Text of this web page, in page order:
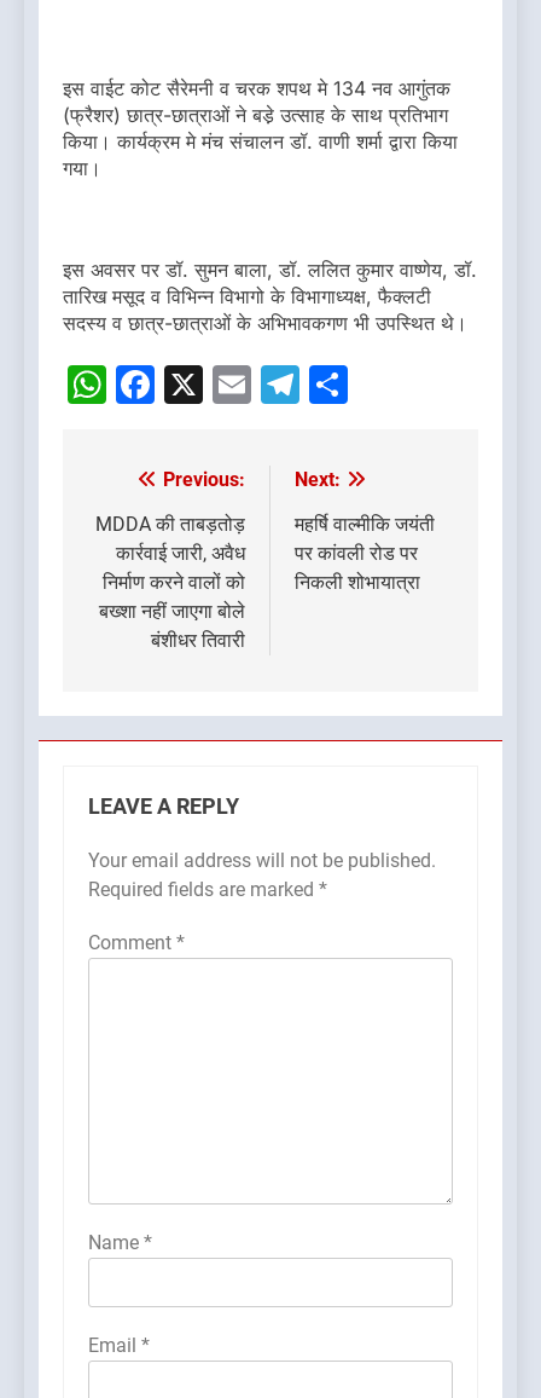
इस वाईट कोट सैरेमनी व चरक शपथ मे 134 नव आगुंतक
(फ्रैशर) छात्र-छात्राओं ने बडे़ उत्साह के साथ प्रतिभाग
किया। कार्यक्रम मे मंच संचालन डॉ. वाणी शर्मा द्वारा किया
गया।
इस अवसर पर डॉ. सुमन बाला, डॉ. ललित कुमार वाष्णेय, डॉ.
तारिख मसूद व विभिन्न विभागो के विभागाध्यक्ष, फैक्लटी
सदस्य व छात्र-छात्राओं के अभिभावकगण भी उपस्थित थे।
WhatsApp
Facebook
X EmailTelegram
Post
navigation
Previous:
MDDA की ताबड़तोड़
कार्रवाई जारी, अवैध
निर्माण करने वालों को
बख्शा नहीं जाएगा बोले
बंशीधर तिवारी
Next:
महर्षि वाल्मीकि जयंती
पर कांवली रोड पर
निकली शोभायात्रा
LEAVE A REPLY
Your email address will not be published.
Required fields are marked *
Comment *
Name *
Email *